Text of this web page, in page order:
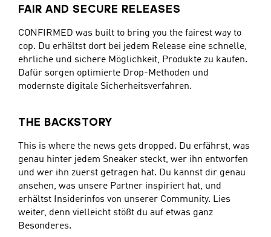
FAIR AND SECURE RELEASES
CONFIRMED was built to bring you the fairest way to
cop. Du erhältst dort bei jedem Release eine schnelle,
ehrliche und sichere Möglichkeit, Produkte zu kaufen.
Dafür sorgen optimierte Drop-Methoden und
modernste digitale Sicherheitsverfahren.
THE BACKSTORY
This is where the news gets dropped. Du erfährst, was
genau hinter jedem Sneaker steckt, wer ihn entworfen
und wer ihn zuerst getragen hat. Du kannst dir genau
ansehen, was unsere Partner inspiriert hat, und
erhältst Insiderinfos von unserer Community. Lies
weiter, denn vielleicht stößt du auf etwas ganz
Besonderes.